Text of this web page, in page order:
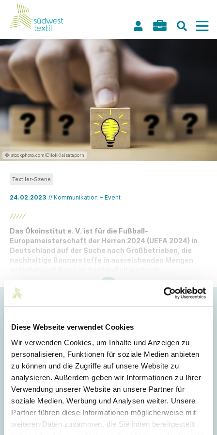
Diese Webseite verwendet Cookies
Wir verwenden Cookies, um Inhalte und Anzeigen zu
personalisieren, Funktionen für soziale Medien anbieten
zu können und die Zugriffe auf unsere Website zu
analysieren. Außerdem geben wir Informationen zu Ihrer
Verwendung unserer Website an unsere Partner für
soziale Medien, Werbung und Analysen weiter. Unsere
Partner führen diese Informationen möglicherweise mit
weiteren Daten zusammen, die Sie ihnen bereitgestellt
©Istockphoto.com/DilokKlaisataporn
24.02.2023 // Kommunikation + Event
Textiler-Szene
Das Ökoinstitut e. V. ist für die Fußball-
Europameisterschaft der Herren 2024 (UEFA 2024) in
Deutschland auf der Suche nach Großbetrieben, die
nachhaltige Bannerstoffe in ausreichenden Mengen
nachhaltigen Farben bedrucken können.
Hoppla!
Dieser Artikel ist nur für Mitglieder sichtbar.
Login
E-Mail
Passwort